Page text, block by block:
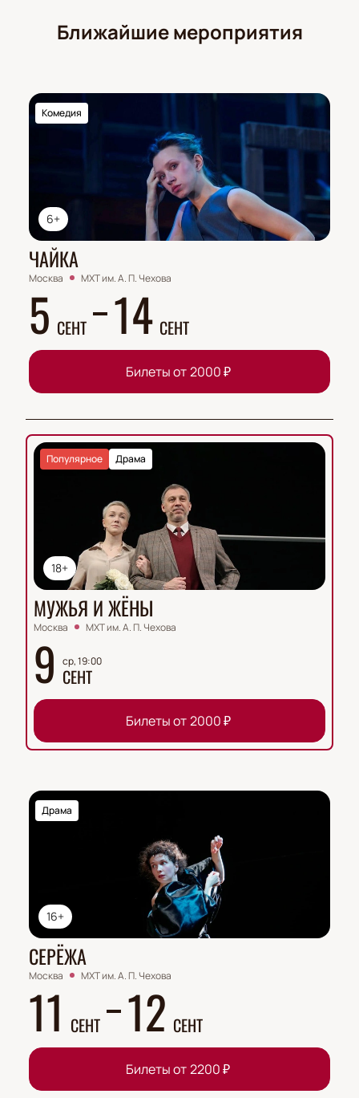
Ближайшие мероприятия
6+
Комедия
ЧАЙКА
Москва МХТ им. А. П. Чехова
5 СЕНТ 14 СЕНТ
Билеты от 2000₽
18+
Драма
Популярное
МУЖЬЯ И ЖЁНЫ
Москва МХТ им. А. П. Чехова
9 ср, 19:00
СЕНТ
Билеты от 2000₽
16+
Драма
СЕРЁЖА
Москва МХТ им. А. П. Чехова
11 СЕНТ 12 СЕНТ
Билеты от2200₽